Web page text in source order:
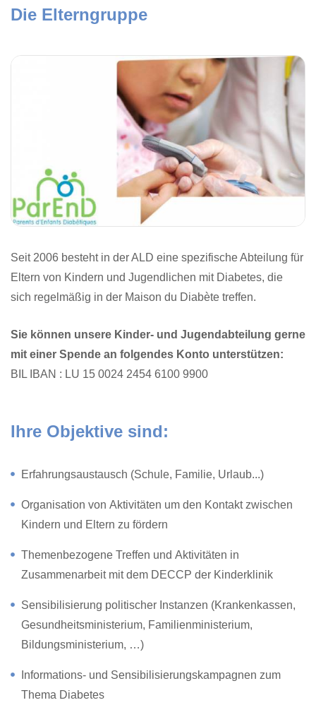
Die Elterngruppe
Seit 2006 besteht in der ALD eine spezifische Abteilung für
Eltern von Kindern und Jugendlichen mit Diabetes, die
sich regelmäßig in der Maison du Diabète treffen.
Sie können unsere Kinder- und Jugendabteilung gerne
mit einer Spende an folgendes Konto unterstützen:
BIL IBAN : LU 15 0024 2454 6100 9900
Ihre Objektive sind:
Erfahrungsaustausch (Schule, Familie, Urlaub...)
Organisation von Aktivitäten um den Kontakt zwischen
Kindern und Eltern zu fördern
Themenbezogene Treffen und Aktivitäten in
Zusammenarbeit mit dem DECCP der Kinderklinik
Sensibilisierung politischer Instanzen (Krankenkassen,
Gesundheitsministerium, Familienministerium,
Bildungsministerium, …)
Informations- und Sensibilisierungskampagnen zum
Thema Diabetes